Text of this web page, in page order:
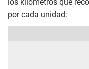
los kilómetros que
por cada unidad: